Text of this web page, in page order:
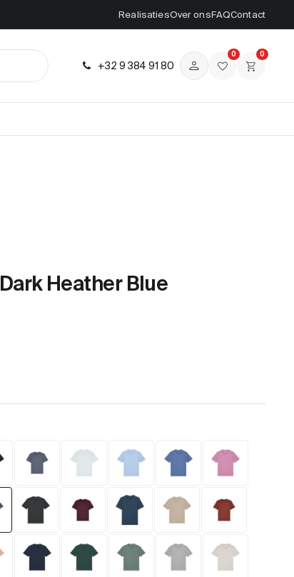
RealisatiesOver onsFAQContact
0
0
+32 9 384 91 80
Heather Blue